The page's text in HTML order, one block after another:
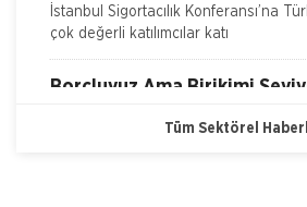
İstanbul Sigortacılık Konferansı’na
çok değerli katılımcılar katı
Borçluyuz Ama Birikimi
NN Hayat ve Emeklilik adına Nielsen
Tüm Sektörel